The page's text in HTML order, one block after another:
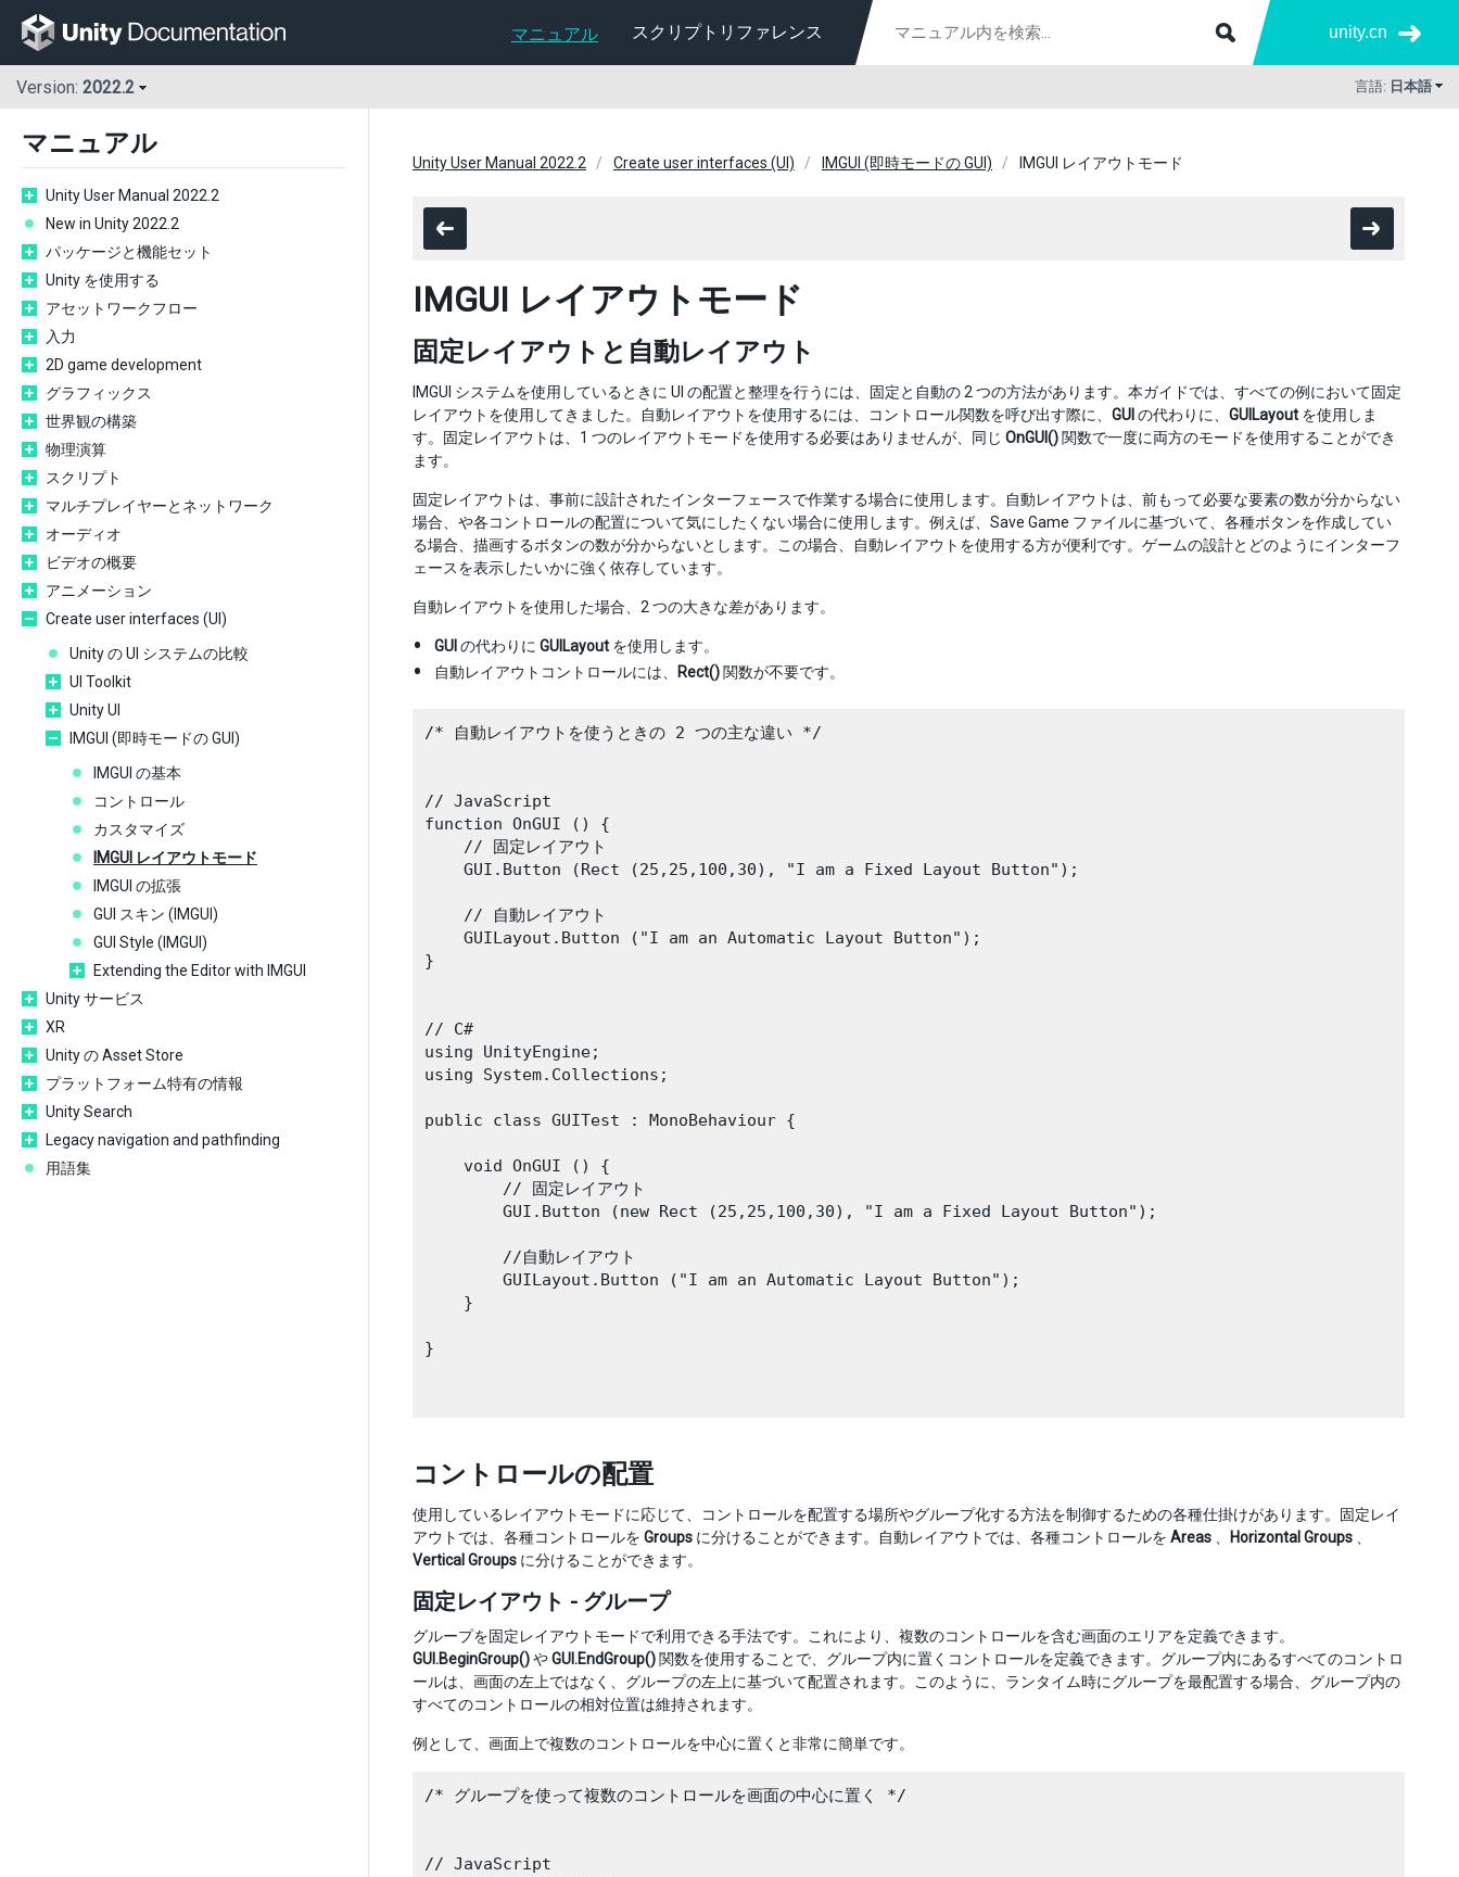
マニュアル スクリプトリファレンス unity.cn
Version: 2022.2 言語: 日本語
マニュアル
Unity User Manual 2022.2
New in Unity 2022.2
パッケージと機能セット
Unity を使用する
アセットワークフロー
入力
2D game development
グラフィックス
世界観の構築
物理演算
スクリプト
マルチプレイヤーとネットワーク
オーディオ
ビデオの概要
アニメーション
Create user interfaces (UI)
Unity の UI システムの比較
UI Toolkit
Unity UI
IMGUI (即時モードの GUI)
IMGUI の基本
コントロール
カスタマイズ
IMGUI レイアウトモード
IMGUI の拡張
GUI スキン (IMGUI)
GUI Style (IMGUI)
Extending the Editor with IMGUI
Unity サービス
XR
Unity の Asset Store
プラットフォーム特有の情報
Unity Search
Legacy navigation and pathfinding
用語集
Unity User Manual 2022.2 Create user interfaces (UI) IMGUI (即時モードの GUI) IMGUI レイアウトモード
IMGUI レイアウトモード
固定レイアウトと自動レイアウト
IMGUI システムを使用しているときに UI の配置と整理を行うには、固定と自動の 2 つの方法があります。本ガイドでは、すべての例において固定
レイアウトを使用してきました。自動レイアウトを使用するには、コントロール関数を呼び出す際に、 GUI の代わりに、 GUILayout を使用しま
す。固定レイアウトは、1 つのレイアウトモードを使用する必要はありませんが、同じ OnGUI() 関数で一度に両方のモードを使用することができ
ます。
固定レイアウトは、事前に設計されたインターフェースで作業する場合に使用します。自動レイアウトは、前もって必要な要素の数が分からない
場合、や各コントロールの配置について気にしたくない場合に使用します。例えば、Save Game ファイルに基づいて、各種ボタンを作成してい
る場合、描画するボタンの数が分からないとします。この場合、自動レイアウトを使用する方が便利です。ゲームの設計とどのようにインターフ
ェースを表示したいかに強く依存しています。
自動レイアウトを使用した場合、2 つの大きな差があります。
GUI の代わりに GUILayout を使用します。
自動レイアウトコントロールには、
Rect() 関数が不要です。
/* 自動レイアウトを使うときの 2 つの主な違い */
// JavaScript
function OnGUI () {
    // 固定レイアウト
    GUI.Button (Rect (25,25,100,30), "I am a Fixed Layout Button");
    // 自動レイアウト
    GUILayout.Button ("I am an Automatic Layout Button");
}
// C#
using UnityEngine;
using System.Collections;
public class GUITest : MonoBehaviour {
    void OnGUI () {
        // 固定レイアウト
        GUI.Button (new Rect (25,25,100,30), "I am a Fixed Layout Button");
        //自動レイアウト
        GUILayout.Button ("I am an Automatic Layout Button");
    }
}
コントロールの配置
使用しているレイアウトモードに応じて、コントロールを配置する場所やグループ化する方法を制御するための各種仕掛けがあります。固定レイ
アウトでは、各種コントロールを Groups に分けることができます。自動レイアウトでは、各種コントロールを Areas Horizontal Groups
Vertical Groups に分けることができます。
固定レイアウト - グループ
グループを固定レイアウトモードで利用できる手法です。これにより、複数のコントロールを含む画面のエリアを定義できます。
GUI.BeginGroup()やGUI.EndGroup() 関数を使用することで、グループ内に置くコントロールを定義できます。グループ内にあるすべてのコントロ
ールは、画面の左上ではなく、グループの左上に基づいて配置されます。このように、ランタイム時にグループを最配置する場合、グループ内の
すべてのコントロールの相対位置は維持されます。
例として、画面上で複数のコントロールを中心に置くと非常に簡単です。
/* グループを使って複数のコントロールを画面の中心に置く */
// JavaScript